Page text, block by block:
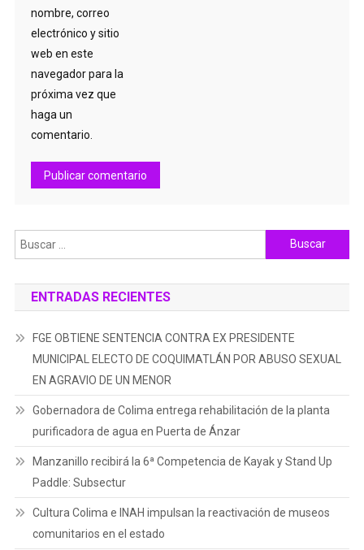
nombre, correo
electrónico y sitio
web en este
navegador para la
próxima vez que
haga un
comentario.
Buscar:
ENTRADAS RECIENTES
FGE OBTIENE SENTENCIA CONTRA EX PRESIDENTE
MUNICIPAL ELECTO DE COQUIMATLÁN POR ABUSO SEXUAL
EN AGRAVIO DE UN MENOR
Gobernadora de Colima entrega rehabilitación de la planta
purificadora de agua en Puerta de Ánzar
Manzanillo recibirá la 6ª Competencia de Kayak y Stand Up
Paddle: Subsectur
Cultura Colima e INAH impulsan la reactivación de museos
comunitarios en el estado